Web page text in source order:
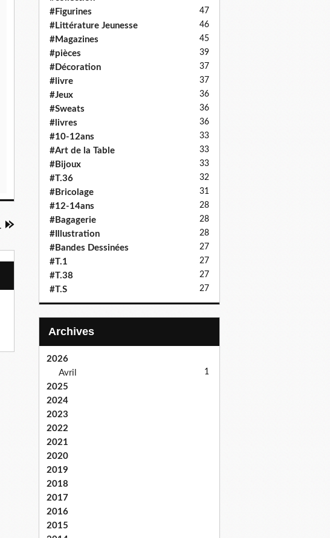
2008
#Figurines 47
#Littérature Jeunesse 46
#Magazines 45
#pièces 39
#Décoration 37
#livre 37
#Jeux 36
#Sweats 36
#livres 36
#10-12ans 33
#Art de la Table 33
#Bijoux 33
#T.36 32
#Bricolage 31
#12-14ans 28
#Bagagerie 28
#Illustration 28
#Bandes Dessinées 27
#T.1 27
#T.38 27
#T.S 27
Archives
2026
Avril
1
2025
2024
2023
2022
2021
2020
2019
2018
2017
2016
2015